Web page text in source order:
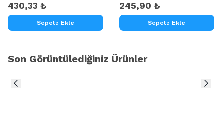
430,33 ₺
Sepete Ekle
245,90 ₺
Sepete Ekle
Son Görüntülediğiniz Ürünler